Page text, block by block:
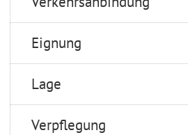
Eignung
Lage
Verpflegung